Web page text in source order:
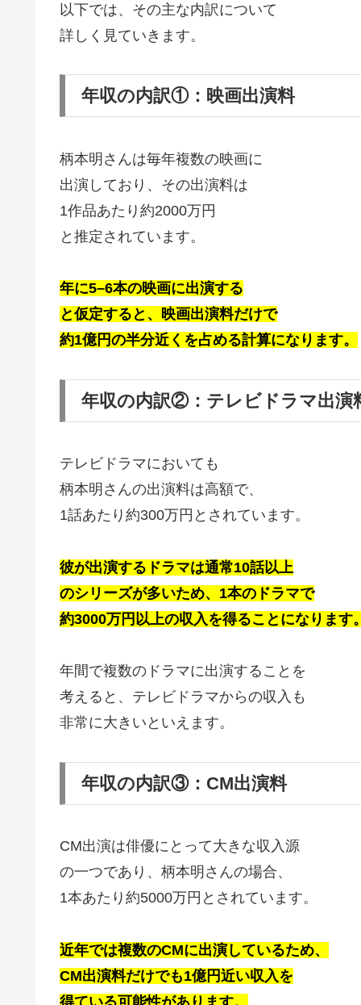
以下では、その主な内訳について
詳しく見ていきます。
年収の内訳①：映画出演料
柄本明さんは毎年複数の映画に
出演しており、その出演料は
1作品あたり約2000万円
と推定されています。
年に5–6本の映画に出演する
と仮定すると、映画出演料だけで
約1億円の半分近くを占める計算になります。
年収の内訳②：テレビドラマ出演
テレビドラマにおいても
柄本明さんの出演料は高額で、
1話あたり約300万円とされています。
彼が出演するドラマは通常10話以上
のシリーズが多いため、1本のドラマで
約3000万円以上の収入を得ることになります
年間で複数のドラマに出演することを
考えると、テレビドラマからの収入も
非常に大きいといえます。
年収の内訳③：CM出演料
CM出演は俳優にとって大きな収入源
の一つであり、柄本明さんの場合、
1本あたり約5000万円とされています。
近年では複数のCMに出演しているため、
CM出演料だけでも1億円近い収入を
得ている可能性があります。